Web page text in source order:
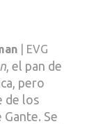
| EVG
, el pan de
pero
de los
Se